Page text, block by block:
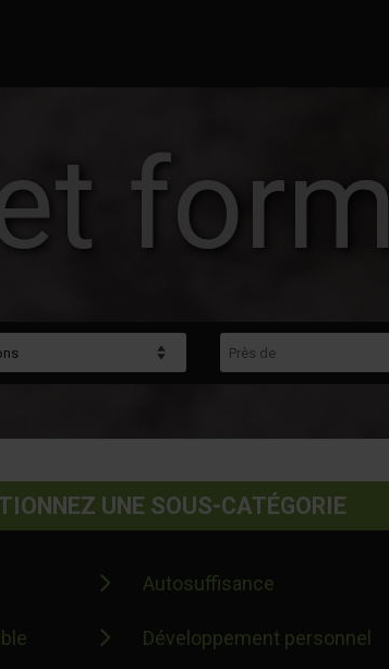
UNE SOUS-CATÉGORIE
Autosuffisance
Développement personnel